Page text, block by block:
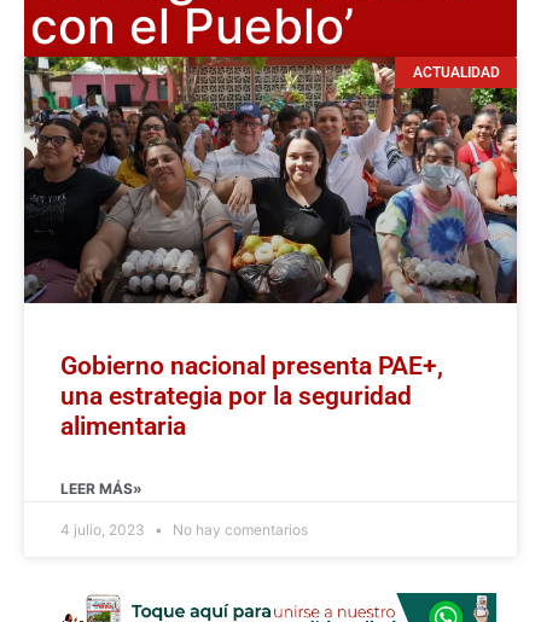
con el Pueblo’
ACTUALIDAD
Gobierno nacional presenta PAE+,
una estrategia por la seguridad
alimentaria
LEER MÁS»
4 julio, 2023 No hay comentarios